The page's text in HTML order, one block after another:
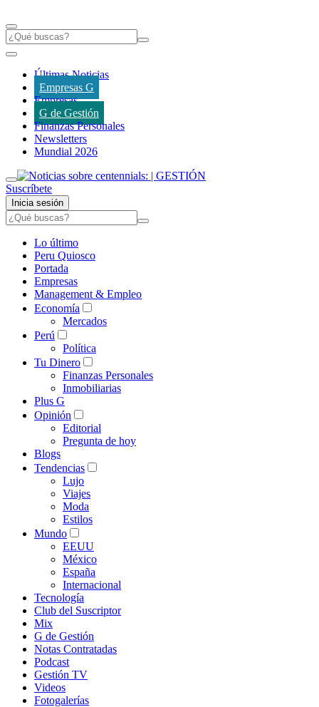
Últimas Noticias
Empresas G
Empresas
G de Gestión
Finanzas Personales
Newsletters
Mundial 2026
Suscríbete
Inicia sesión
Lo último
Peru Quiosco
Portada
Empresas
Management & Empleo
Economía
Mercados
Perú
Política
Tu Dinero
Finanzas Personales
Inmobiliarias
Plus G
Opinión
Editorial
Pregunta de hoy
Blogs
Tendencias
Lujo
Viajes
Moda
Estilos
Mundo
EEUU
México
España
Internacional
Tecnología
Club del Suscriptor
Mix
G de Gestión
Notas Contratadas
Podcast
Gestión TV
Videos
Fotogalerías